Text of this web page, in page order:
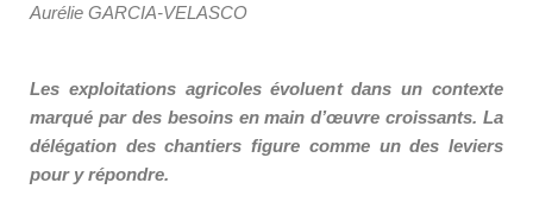
Aurélie GARCIA-VELASCO
Les exploitations agricoles évoluent dans un contexte
marqué par des besoins en main d’œuvre croissants. La
délégation des chantiers figure comme un des leviers
pour y répondre.